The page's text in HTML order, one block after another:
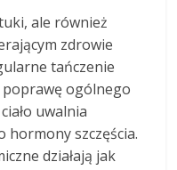
ale również
zdrowie
tańczenie
poprawę ogólnego
uwalnia
hormony szczęścia.
działają jak